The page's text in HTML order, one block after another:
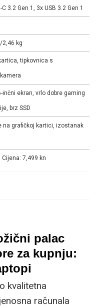
3.2 Gen 1, 3x USB 3.2 Gen 1
2,46 kg
tipkovnica s
ekran, vrlo dobre gaming
brz SSD
na grafičkoj kartici, izostanak
Cijena: 7,499 kn
palac
za kupnju:
kvalitetna
računala